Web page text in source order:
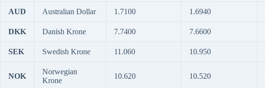
AUD Australian Dollar 1.7100 1.6940
DKK Danish Krone 7.7400 7.6600
SEK Swedish Krone 11.060 10.950
NOK
Norwegian
Krone
10.620 10.520